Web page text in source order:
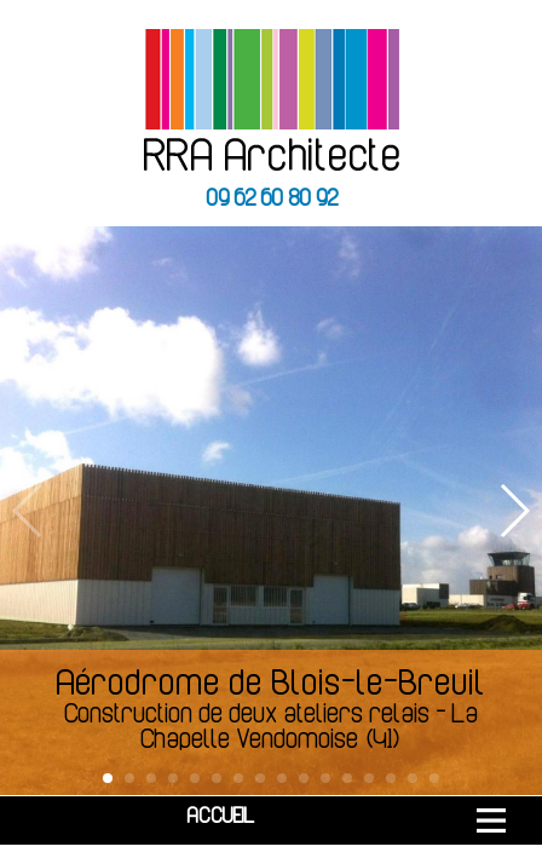
09 62 60 80 92
Aérodrome de Blois-le-Breuil
Construction de deux ateliers relais -La
Chapelle Vendomoise (41)
ACCUEIL